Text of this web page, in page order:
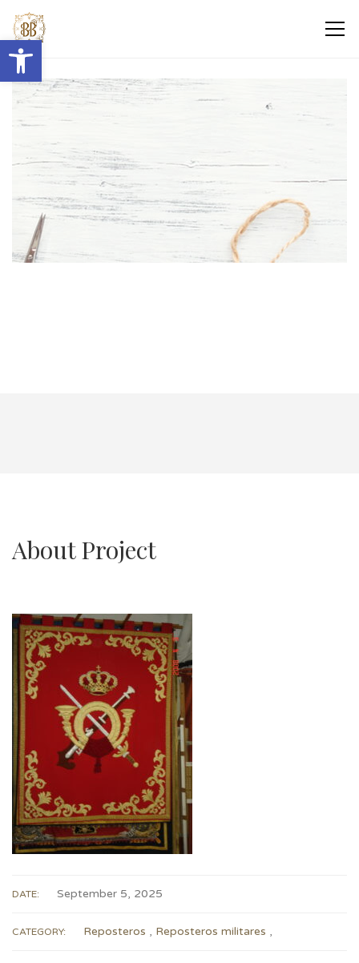
Abrir barra de herramientas
About Project
DATE: September 5, 2025
CATEGORY: Reposteros , Reposteros militares ,